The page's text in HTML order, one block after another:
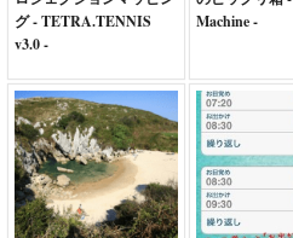
グ - TETRA.TENNIS
v3.0 -
Machine -